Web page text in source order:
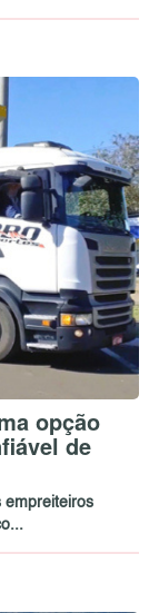
opção
de
empreiteiros